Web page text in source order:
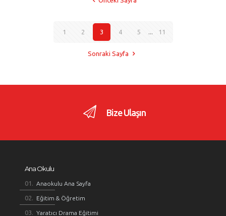
1 2 3 4 5 ... 11
Sonraki Sayfa
Bize Ulaşın
Ana Okulu
Anaokulu Ana Sayfa
Eğitim & Öğretim
Yaratıcı Drama Eğitimi